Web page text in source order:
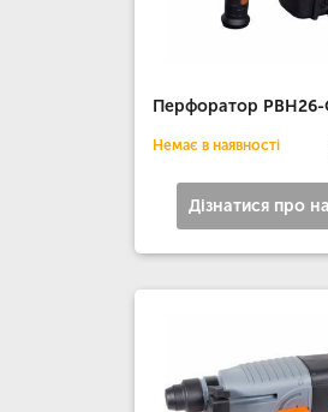
Перфоратор РВН26-
Немає в наявності
Дізнатися про